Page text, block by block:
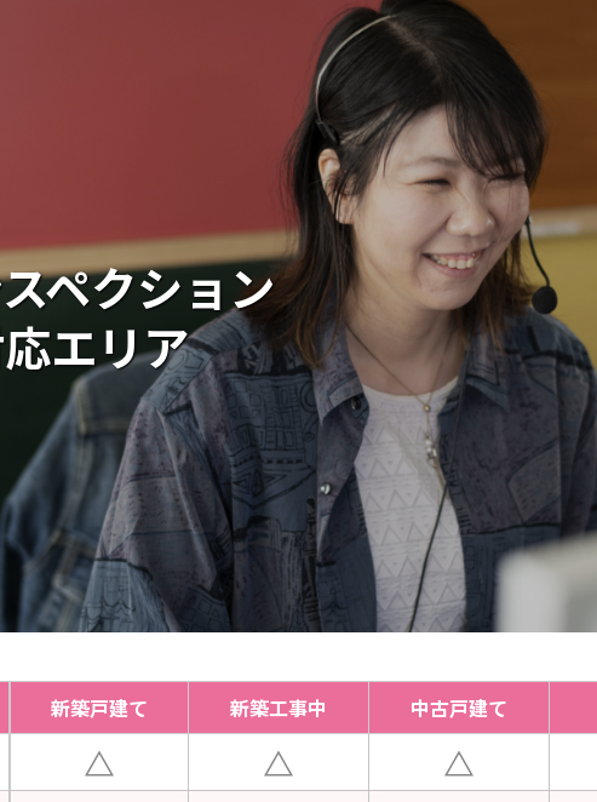
ペクション
エリア
新築戸建て 新築工事中 中古戸建て